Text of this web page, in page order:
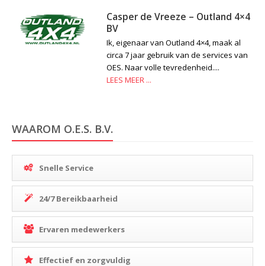
Casper de Vreeze – Outland 4×4
BV
Ik, eigenaar van Outland 4×4, maak al
circa 7 jaar gebruik van de services van
OES. Naar volle tevredenheid....
LEES MEER ...
WAAROM O.E.S. B.V.
Snelle Service
24/7 Bereikbaarheid
Ervaren medewerkers
Effectief en zorgvuldig